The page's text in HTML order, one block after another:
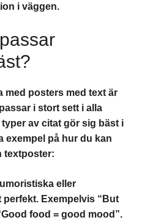
i väggen.
med posters med text är
i stort sett i alla
av citat gör sig bäst i
exempel på hur du kan
textposter:
eller
perfekt. Exempelvis “But
food = good mood”.